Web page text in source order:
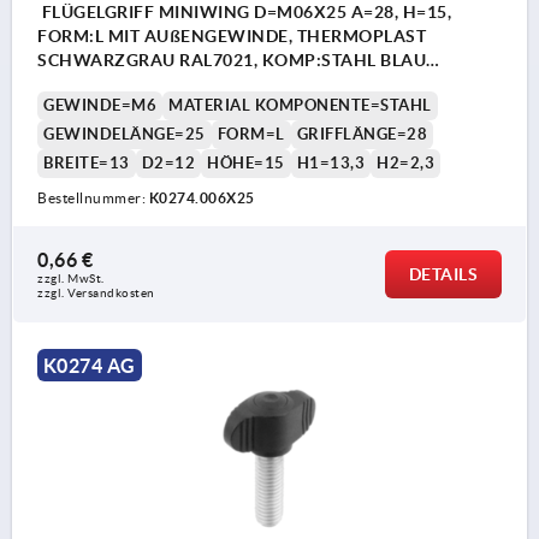
FLÜGELGRIFF MINIWING D=M06X25 A=28, H=15,
FORM:L MIT AUßENGEWINDE, THERMOPLAST
SCHWARZGRAU RAL7021, KOMP:STAHL BLAU
GEWINDE=M6
MATERIAL KOMPONENTE=STAHL
GEWINDELÄNGE=25
FORM=L
GRIFFLÄNGE=28
BREITE=13
D2=12 HÖHE=15 H1=13,3 H2=2,3
Bestellnummer: K0274.006X25
0,66 €
zzgl. MwSt.
zzgl. Versandkosten
DETAILS
K0274 AG